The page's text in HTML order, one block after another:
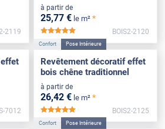
2119
à partir de
25,77 € le m² *
BOIS2-2120
7012
Confort Pose Intérieure
Revêtement décoratif effet
bois chêne traditionnel
à partir de
26,42 € le m² *
BOIS2-2125
Confort Pose Intérieure